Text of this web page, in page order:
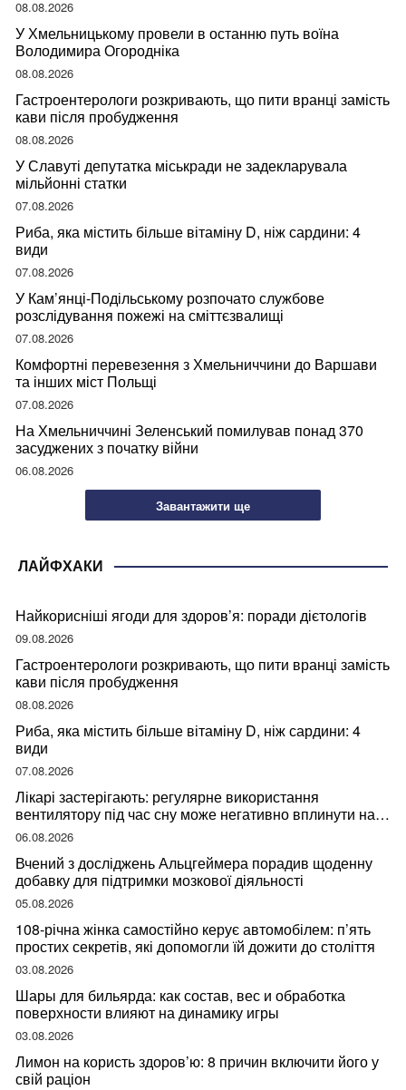
08.08.2026
У Хмельницькому провели в останню путь воїна
Володимира Огородніка
08.08.2026
Гастроентерологи розкривають, що пити вранці замість
кави після пробудження
08.08.2026
У Славуті депутатка міськради не задекларувала
мільйонні статки
07.08.2026
Риба, яка містить більше вітаміну D, ніж сардини: 4
види
07.08.2026
У Кам’янці-Подільському розпочато службове
розслідування пожежі на сміттєзвалищі
07.08.2026
Комфортні перевезення з Хмельниччини до Варшави
та інших міст Польщі
07.08.2026
На Хмельниччині Зеленський помилував понад 370
засуджених з початку війни
06.08.2026
Завантажити ще
ЛАЙФХАКИ
Найкорисніші ягоди для здоров’я: поради дієтологів
09.08.2026
Гастроентерологи розкривають, що пити вранці замість
кави після пробудження
08.08.2026
Риба, яка містить більше вітаміну D, ніж сардини: 4
види
07.08.2026
Лікарі застерігають: регулярне використання
вентилятору під час сну може негативно вплинути на
ваше здоров’я
06.08.2026
Вчений з досліджень Альцгеймера порадив щоденну
добавку для підтримки мозкової діяльності
05.08.2026
108-річна жінка самостійно керує автомобілем: п’ять
простих секретів, які допомогли їй дожити до століття
03.08.2026
Шары для бильярда: как состав, вес и обработка
поверхности влияют на динамику игры
03.08.2026
Лимон на користь здоров’ю: 8 причин включити його у
свій раціон